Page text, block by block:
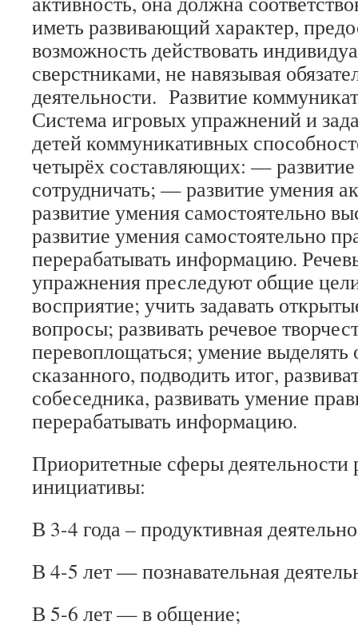
иметь развивающий характер,
возможность действовать
сверстниками, не навязывая
деятельности. Развитие
Система игровых упражнений и
детей коммуникативных
четырёх составляющих: —
сотрудничать; — развитие умения
развитие умения самостоятельно
развитие умения самостоятельно
перерабатывать информацию.
упражнения преследуют общие
восприятие; учить задавать
вопросы; развивать речевое
перевоплощаться; умение
сказанного, подводить итог,
собеседника, развивать умение
перерабатывать информацию.
Приоритетные сферы деятельности
инициативы:
В 3-4 года – продуктивная
В 4-5 лет — познавательная
В 5-6 лет — в общение;